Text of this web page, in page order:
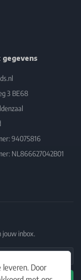
leveren. Door
3 BE68
94075816
NL866627042B01
jouw inbox.